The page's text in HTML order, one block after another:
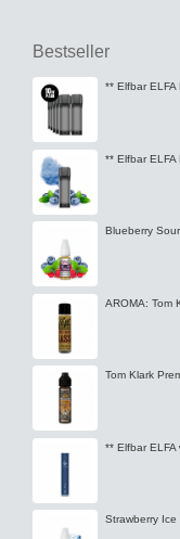
Bestseller
** Elfbar ELFA
** Elfbar ELFA
Blueberry
AROMA: Tom
Tom Klark
** Elfbar ELFA
Strawberry Ice